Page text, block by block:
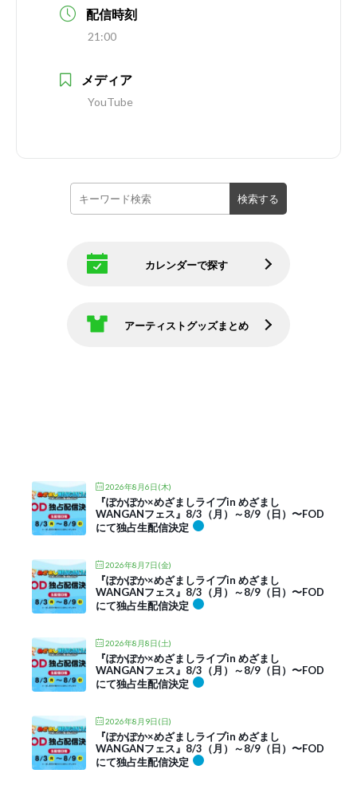
配信時刻
21:00
メディア
YouTube
カレンダーで探す
アーティストグッズまとめ
2026年8月6日(木)
『ぽかぽか×めざましライブin めざまし
WANGANフェス』8/3（月）～8/9（日）〜FOD
にて独占生配信決定
2026年8月7日(金)
『ぽかぽか×めざましライブin めざまし
WANGANフェス』8/3（月）～8/9（日）〜FOD
にて独占生配信決定
2026年8月8日(土)
『ぽかぽか×めざましライブin めざまし
WANGANフェス』8/3（月）～8/9（日）〜FOD
にて独占生配信決定
2026年8月9日(日)
『ぽかぽか×めざましライブin めざまし
WANGANフェス』8/3（月）～8/9（日）〜FOD
にて独占生配信決定